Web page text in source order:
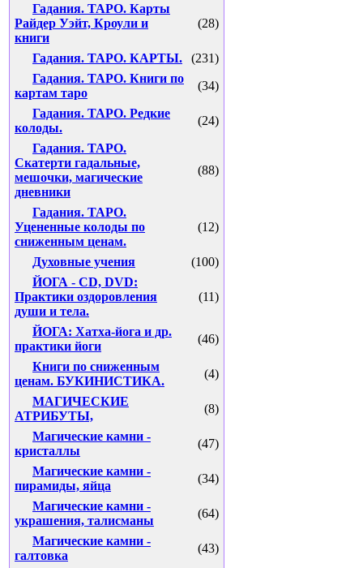
Гадания. ТАРО. Карты
Райдер Уэйт, Кроули и
книги
(28)
Гадания. ТАРО. КАРТЫ.
(231)
Гадания. ТАРО. Книги по
картам таро
(34)
Гадания. ТАРО. Редкие
колоды.
(24)
Гадания. ТАРО.
Скатерти гадальные,
мешочки, магические
дневники
(88)
Гадания. ТАРО.
Уцененные колоды по
сниженным ценам.
(12)
Духовные учения
(100)
ЙОГА - CD, DVD:
Практики оздоровления
души и тела.
(11)
ЙОГА: Хатха-йога и др.
практики йоги
(46)
Книги по сниженным
ценам. БУКИНИСТИКА.
(4)
МАГИЧЕСКИЕ
АТРИБУТЫ,
(8)
Магические камни -
кристаллы
(47)
Магические камни -
пирамиды, яйца
(34)
Магические камни -
украшения, талисманы
(64)
Магические камни -
галтовка
(43)